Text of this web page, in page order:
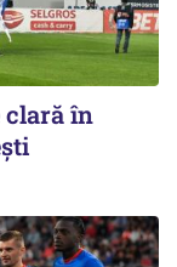
clară în